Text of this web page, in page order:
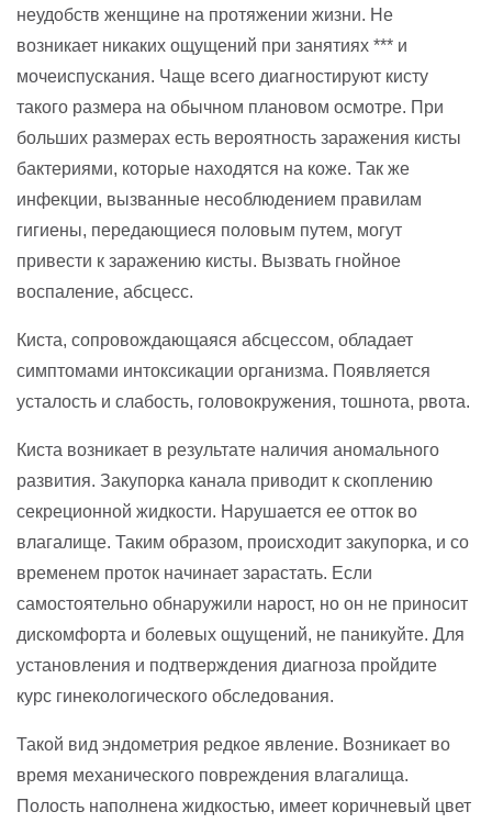
неудобств женщине на протяжении жизни. Не
возникает никаких ощущений при занятиях *** и
мочеиспускания. Чаще всего диагностируют кисту
такого размера на обычном плановом осмотре. При
больших размерах есть вероятность заражения кисты
бактериями, которые находятся на коже. Так же
инфекции, вызванные несоблюдением правилам
гигиены, передающиеся половым путем, могут
привести к заражению кисты. Вызвать гнойное
воспаление, абсцесс.
Киста, сопровождающаяся абсцессом, обладает
симптомами интоксикации организма. Появляется
усталость и слабость, головокружения, тошнота, рвота.
Киста возникает в результате наличия аномального
развития. Закупорка канала приводит к скоплению
секреционной жидкости. Нарушается ее отток во
влагалище. Таким образом, происходит закупорка, и со
временем проток начинает зарастать. Если
самостоятельно обнаружили нарост, но он не приносит
дискомфорта и болевых ощущений, не паникуйте. Для
установления и подтверждения диагноза пройдите
курс гинекологического обследования.
Такой вид эндометрия редкое явление. Возникает во
время механического повреждения влагалища.
Полость наполнена жидкостью, имеет коричневый цвет